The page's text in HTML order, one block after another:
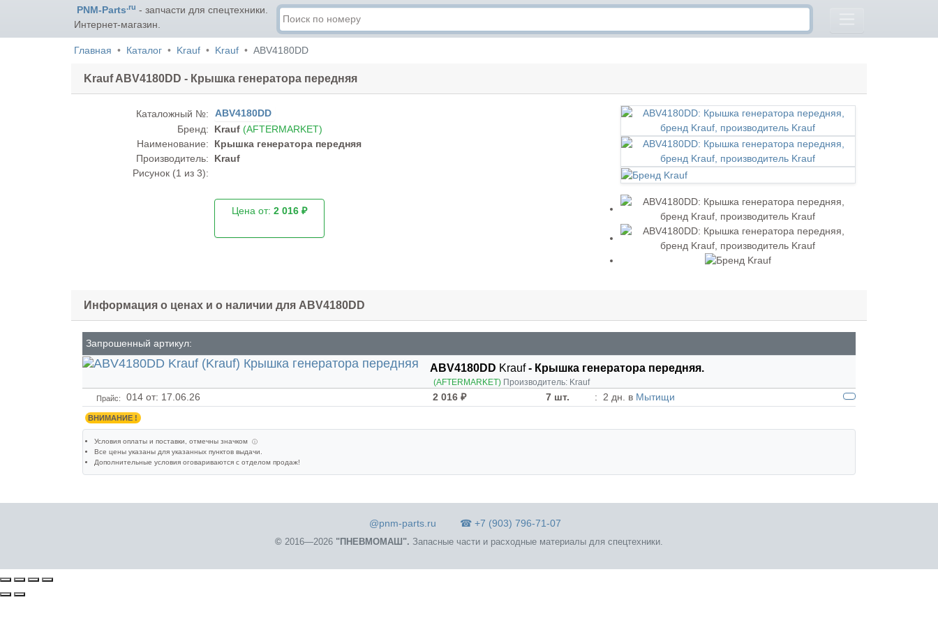
PNM-Parts.ru - запчасти для спецтехники.
Интернет-магазин.
Главная Каталог Krauf Krauf ABV4180DD
Krauf ABV4180DD - Крышка генератора передняя
Каталожный №:
ABV4180DD
Бренд:
Krauf (AFTERMARKET)
Наименование:
Крышка генератора передняя
Производитель:
Krauf
Рисунок (1 из 3):
Цена от: 2 016 ₽
Информация о ценах и о наличии для ABV4180DD
Запрошенный артикул:
ABV4180DD Krauf- Крышка генератора передняя.
(AFTERMARKET)Производитель: Krauf
Прайс: 014 от: 17.06.26 2 016 ₽ 7 шт. : 2 дн. в Мытищи
ВНИМАНИЕ !
Условия оплаты и поставки, отмечны значком ⓘ
Все цены указаны для указанных пунктов выдачи.
Дополнительные условия оговариваются с отделом продаж!
@pnm-parts.ru ☎ +7 (903) 796-71-07
© 2016—2026 "ПНЕВМОМАШ". Запасные части и расходные материалы для спецтехники.